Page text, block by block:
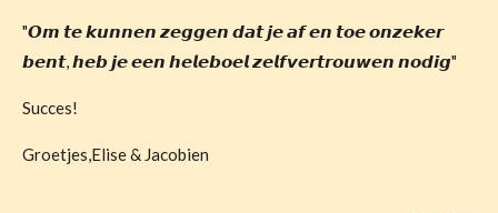
"𝙊𝙢 𝙩𝙚 𝙠𝙪𝙣𝙣𝙚𝙣 𝙯𝙚𝙜𝙜𝙚𝙣 𝙙𝙖𝙩 𝙟𝙚 𝙖𝙛 𝙚𝙣 𝙩𝙤𝙚 𝙤𝙣𝙯𝙚𝙠𝙚𝙧
𝙗𝙚𝙣𝙩, 𝙝𝙚𝙗 𝙟𝙚 𝙚𝙚𝙣 𝙝𝙚𝙡𝙚𝙗𝙤𝙚𝙡 𝙯𝙚𝙡𝙛𝙫𝙚𝙧𝙩𝙧𝙤𝙪𝙬𝙚𝙣 𝙣𝙤𝙙𝙞𝙜"
Succes!
Groetjes,Elise & Jacobien